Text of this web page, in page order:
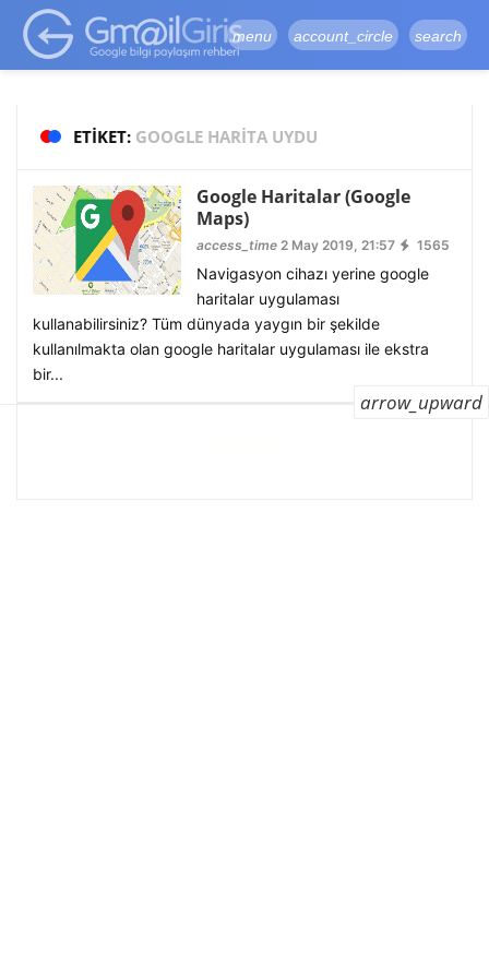
google-site-
verification=vqSI0upH550kabR5X8xpjMYieaXmuBueYgCJBW3uetM
menu account_circle search
ETIKET: GOOGLE HARITA UYDU
Google Haritalar (Google
Maps)
access_time2 May 2019, 21:57 1565
Navigasyon cihazı yerine google
haritalar uygulaması
kullanabilirsiniz? Tüm dünyada yaygın bir şekilde
kullanılmakta olan google haritalar uygulaması ile ekstra
bir...
arrow_upward